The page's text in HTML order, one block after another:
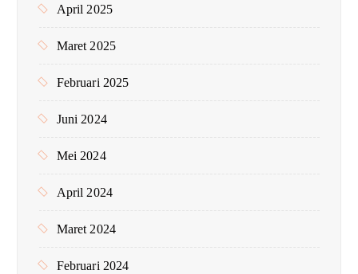
April 2025
Maret 2025
Februari 2025
Juni 2024
Mei 2024
April 2024
Maret 2024
Februari 2024